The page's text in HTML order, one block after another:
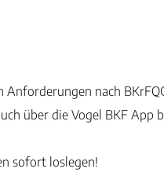
nach
über die Vogel BKF App
sofort loslegen!